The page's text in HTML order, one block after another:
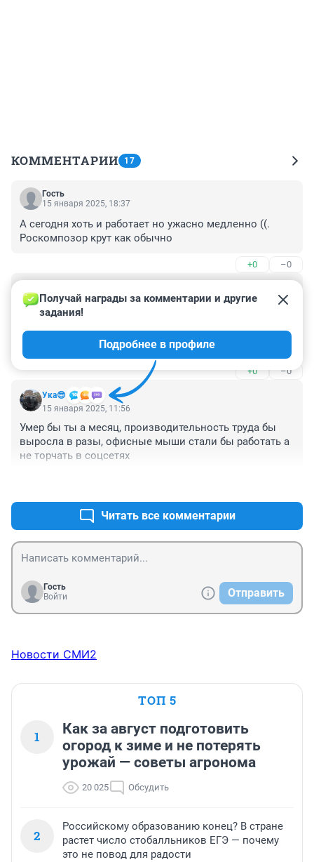
КОММЕНТАРИИ 17
Гость
15 января 2025, 18:37
А сегодня хоть и работает но ужасно медленно ((.
Роскомпозор крут как обычно
+0 –0
15 января 2025, 12:56
Президент США Джо Байден в апреле подписал
законопроект, согласно которому в стране запретят
TikTok, если китайская компания ByteDance,
владеющая платформой, не продаст бизнес на
территории страны в течение следующих 270 дней.
+0 –0
Ука😎
Получай награды за комментарии и другие
задания!
Подробнее в профиле
15 января 2025, 11:56
Умер бы ты а месяц, производительность труда бы
выросла в разы, офисные мыши стали бы работать а
не торчать в соцсетях
Читать все комментарии
Гость
Войти
Отправить
Новости СМИ2
ТОП 5
1
Как за август подготовить
огород к зиме и не потерять
урожай — советы агронома
20 025 Обсудить
2
Российскому образованию конец? В стране
растет число стобалльников ЕГЭ — почему
это не повод для радости